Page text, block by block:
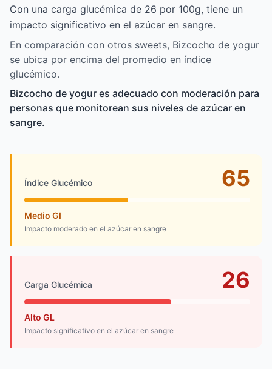
Con una carga glucémica de 26 por 100g, tiene un
impacto significativo en el azúcar en sangre.
En comparación con otros sweets, Bizcocho de yogur
se ubica por encima del promedio en índice
glucémico.
Bizcocho de yogur es adecuado con moderación para
personas que monitorean sus niveles de azúcar en
sangre.
Índice Glucémico 65
Medio GI
Impacto moderado en el azúcar en sangre
Carga Glucémica 26
Alto GL
Impacto significativo en el azúcar en sangre